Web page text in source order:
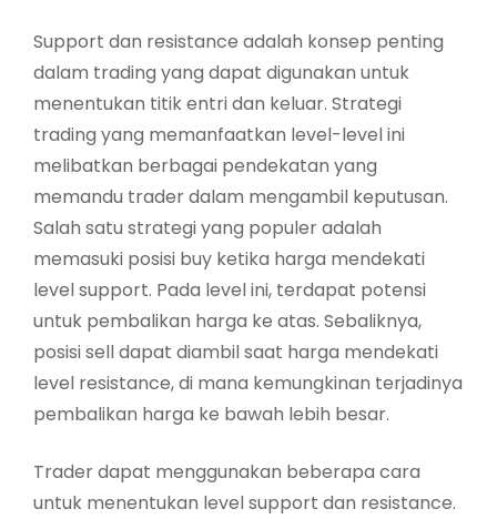
Support dan resistance adalah konsep penting
dalam trading yang dapat digunakan untuk
menentukan titik entri dan keluar. Strategi
trading yang memanfaatkan level-level ini
melibatkan berbagai pendekatan yang
memandu trader dalam mengambil keputusan.
Salah satu strategi yang populer adalah
memasuki posisi buy ketika harga mendekati
level support. Pada level ini, terdapat potensi
untuk pembalikan harga ke atas. Sebaliknya,
posisi sell dapat diambil saat harga mendekati
level resistance, di mana kemungkinan terjadinya
pembalikan harga ke bawah lebih besar.
Trader dapat menggunakan beberapa cara
untuk menentukan level support dan resistance.